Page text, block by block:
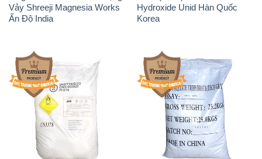
Vảy Shreeji Magnesia Works
Ấn Độ India
Hydroxide Unid Hàn Quốc
Korea